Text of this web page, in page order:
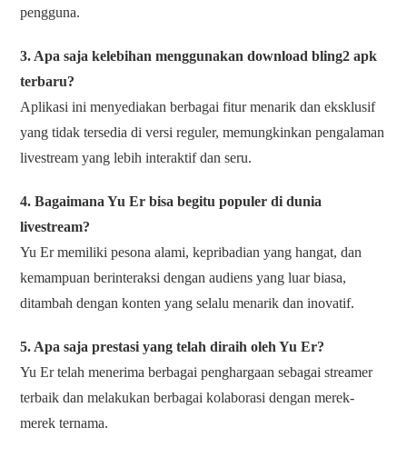
pengguna.
3. Apa saja kelebihan menggunakan download bling2 apk
terbaru?
Aplikasi ini menyediakan berbagai fitur menarik dan eksklusif
yang tidak tersedia di versi reguler, memungkinkan pengalaman
livestream yang lebih interaktif dan seru.
4. Bagaimana Yu Er bisa begitu populer di dunia
livestream?
Yu Er memiliki pesona alami, kepribadian yang hangat, dan
kemampuan berinteraksi dengan audiens yang luar biasa,
ditambah dengan konten yang selalu menarik dan inovatif.
5. Apa saja prestasi yang telah diraih oleh Yu Er?
Yu Er telah menerima berbagai penghargaan sebagai streamer
terbaik dan melakukan berbagai kolaborasi dengan merek-
merek ternama.